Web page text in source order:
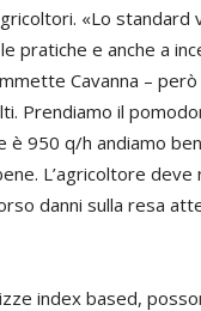
«Lo standard
pratiche e anche a
Cavanna –
Prendiamo il
è 950 q/h andiamo
L’agricoltore deve
danni sulla resa
index based,